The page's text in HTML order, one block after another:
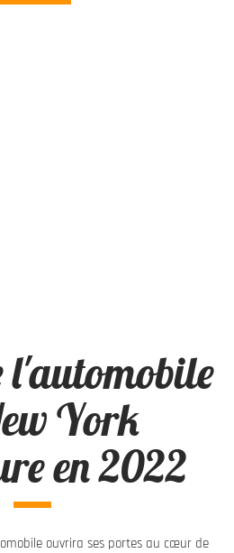
l'automobile
York
en 2022
ouvrira ses portes au cœur de